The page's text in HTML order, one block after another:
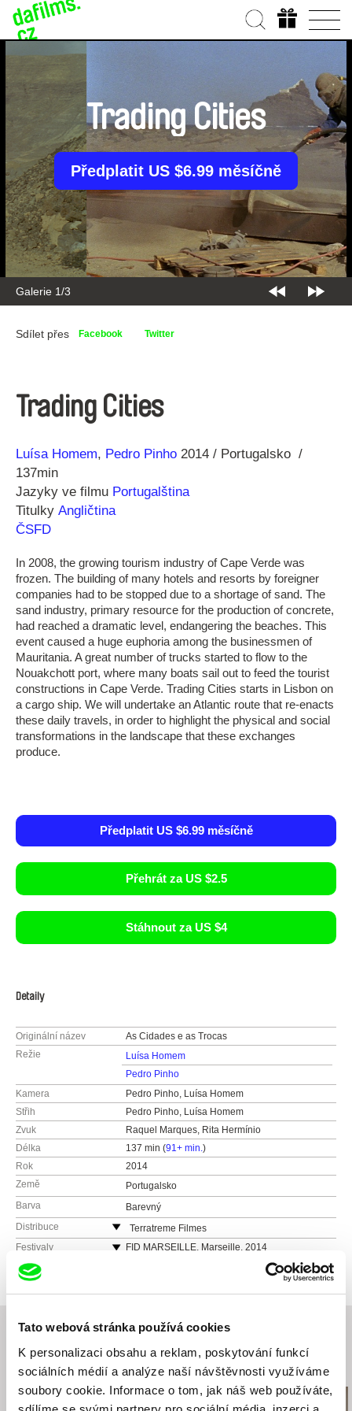
Tato webová stránka používá cookies
K personalizaci obsahu a reklam, poskytování funkcí
sociálních médií a analýze naší návštěvnosti využíváme
soubory cookie. Informace o tom, jak náš web používáte,
Galerie 2/3
Trading Cities
Předplatit US $6.99 měsíčně
Sdílet přes Facebook Twitter
Trading Cities
Režie
Luísa Homem Pedro Pinho
Rok 2014
Portugalsko
137min
Jazyky ve filmu Portugalština
Titulky Angličtina
ČSFD
In 2008, the growing tourism industry of Cape Verde was
frozen. The building of many hotels and resorts by foreigner
companies had to be stopped due to a shortage of sand. The
sand industry, primary resource for the production of concrete,
had reached a dramatic level, endangering the beaches. This
event caused a huge euphoria among the businessmen of
Mauritania. A great number of trucks started to flow to the
Nouakchott port, where many boats sail out to feed the tourist
constructions in Cape Verde. Trading Cities starts in Lisbon on
a cargo ship. We will undertake an Atlantic route that re-enacts
these daily travels, in order to highlight the physical and social
transformations in the landscape that these exchanges
produce.
Předplatit US $6.99 měsíčně
Přehrát za US $2.5
Stáhnout za US $4
Detaily
Originální název
As Cidades e as Trocas
Režie
Luísa Homem
Pedro Pinho
Kamera
Pedro Pinho, Luísa Homem
Střih
Pedro Pinho, Luísa Homem
Zvuk
Raquel Marques, Rita Hermínio
Délka
137 min (91+ min.)
Rok
2014
Země
Portugalsko
Barva
Barevný
Distribuce
Terratreme Filmes
Avenida Almirante Reis no. 56
e-mail:
Festivaly
FID MARSEILLE, Marseille, 2014
FESTIVAL DEI POPOLI, Italy, 2014
DOCLISBOA – FESTIVAL INTERNACIONAL DE
CINEMA, Portugal, 2014
PRIMEIRA EDIÇÃO DO PLATEAU - FESTIVAL
INTERNACIONAL DE CINEMA, Cape Verde
ETHNOCINECA, Austria, 2015
Související filmy (20)